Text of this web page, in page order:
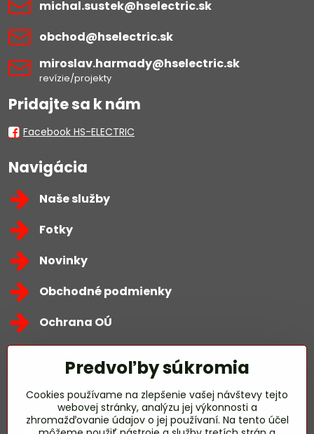
michal​.sustek​@hselectric​.sk
obchod​@hselectric​.sk
miroslav​.harmady​@hselectric​.sk
revízie/projekty
Pridajte sa k nám
Facebook HS-ELECTRIC
Navigácia
Naše služby
Fotky
Novinky
Obchodné podmienky
Ochrana OÚ
Zavoláme Vám späť
Váš telefón*
Predvoľby súkromia
Cookies používame na zlepšenie vašej návštevy tejto
webovej stránky, analýzu jej výkonnosti a
zhromažďovanie údajov o jej používaní. Na tento účel